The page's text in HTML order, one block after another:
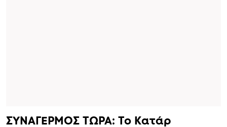
ΣΥΝΑΓΕΡΜΟΣ ΤΩΡΑ: Το Κατάρ